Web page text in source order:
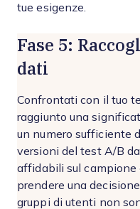
tue esigenze.
Fase 5:
dati
Confrontati con il tuo
raggiunto una
un numero sufficiente
versioni del test A/B
affidabili sul campione
prendere una
gruppi di utenti non